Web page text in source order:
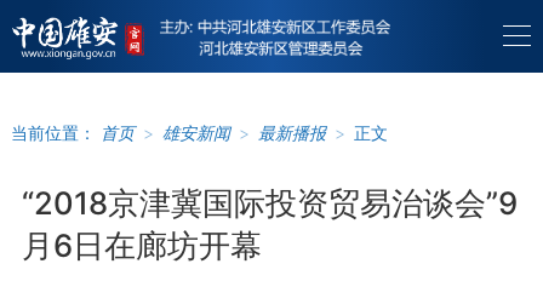
当前位置： 首页 > 雄安新闻 > 最新播报 > 正文
“2018京津冀国际投资贸易治谈会”9
月6日在廊坊开幕